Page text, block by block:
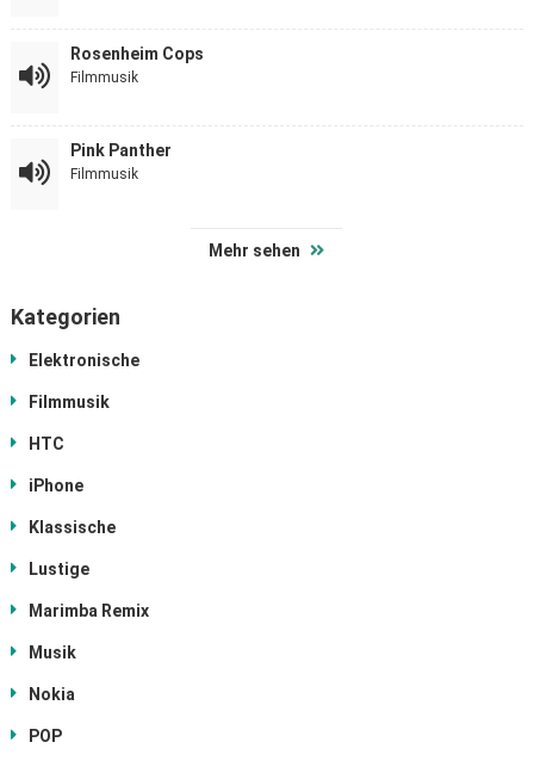
Rosenheim Cops
Filmmusik
Pink Panther
Filmmusik
Mehr sehen
Kategorien
Elektronische
Filmmusik
HTC
iPhone
Klassische
Lustige
Marimba Remix
Musik
Nokia
POP